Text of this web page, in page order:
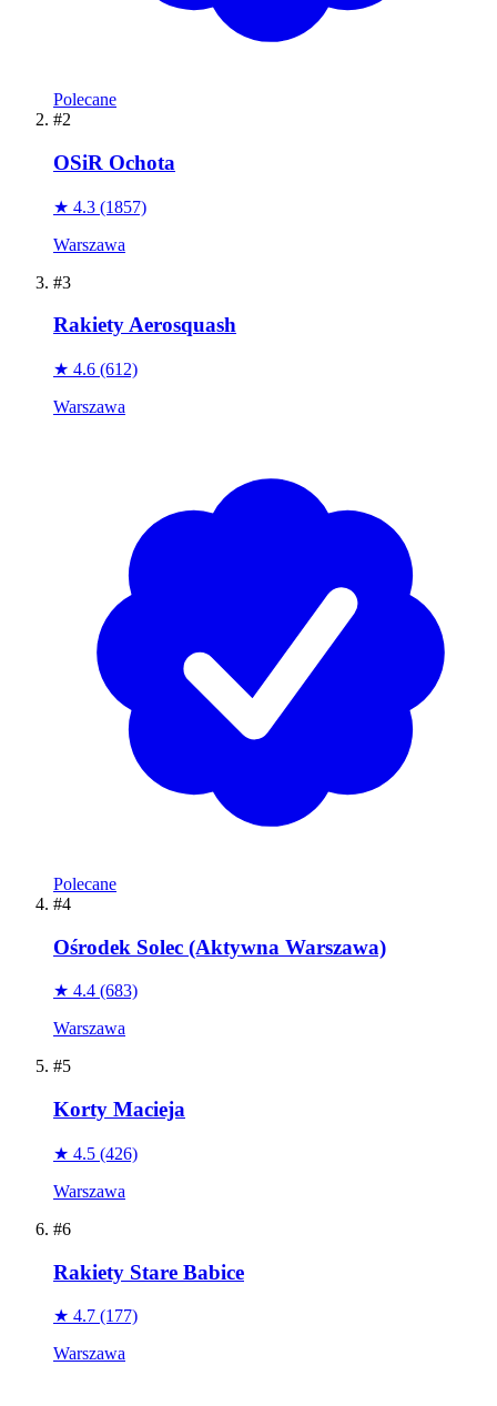
Polecane
#2
OSiR Ochota
★ 4.3 (1857)
Warszawa
#3
Rakiety Aerosquash
★ 4.6 (612)
Warszawa
Polecane
#4
Ośrodek Solec (Aktywna Warszawa)
★ 4.4 (683)
Warszawa
#5
Korty Macieja
★ 4.5 (426)
Warszawa
#6
Rakiety Stare Babice
★ 4.7 (177)
Warszawa